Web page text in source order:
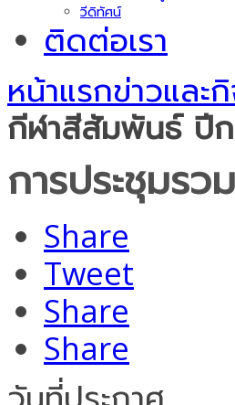
วีดิทัศน์
ติดต่อเรา
หน้าแรกข่าวและ
กีฬาสีสัมพันธ์ ปี
การประชุมร
Share
Tweet
Share
Share